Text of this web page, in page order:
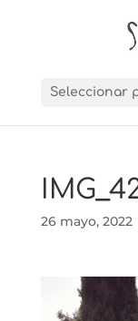
Seleccionar
26 mayo, 2022